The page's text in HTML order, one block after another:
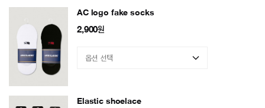
AC logo fake socks
2,900원
Elastic shoelace